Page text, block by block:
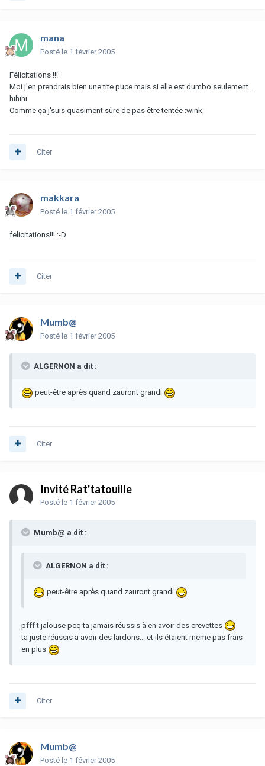
mana
Posté le 1 février 2005
Félicitations !!!
Moi j'en prendrais bien une tite puce mais si elle est dumbo seulement ...
hihihi
Comme ça j'suis quasiment sûre de pas être tentée :wink:
Citer
makkara
Posté le 1 février 2005
felicitations!!! :-D
Citer
Mumb@
Posté le 1 février 2005
ALGERNON a dit :
peut-être après quand zauront grandi
Citer
Invité Rat'tatouille
Posté le 1 février 2005
Mumb@ a dit :
ALGERNON a dit :
peut-être après quand zauront grandi
pfff t jalouse pcq ta jamais réussis à en avoir des crevettes
ta juste réussis a avoir des lardons... et ils étaient meme pas frais
en plus
Citer
Mumb@
Posté le 1 février 2005